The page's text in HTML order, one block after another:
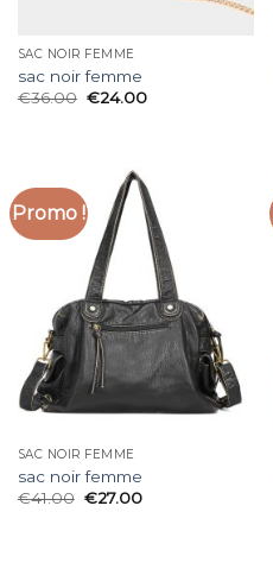
SAC NOIR FEMME
sac noir femme
€36.00 €24.00
Promo !
SAC NOIR FEMME
sac noir femme
€41.00 €27.00